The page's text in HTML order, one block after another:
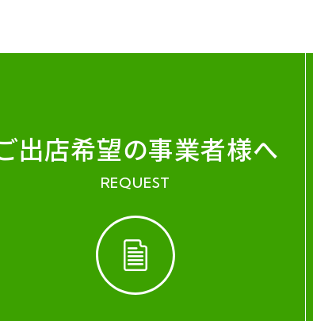
出店希望の事業者様へ
REQUEST